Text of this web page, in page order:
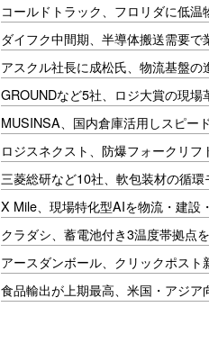
コールドトラック、フロリダに低温
ダイフク中間期、半導体搬送需要で
アスクル社長に成松氏、物流基盤の
GROUNDなど5社、ロジ大賞の現場
MUSINSA、国内倉庫活用しスピー
ロジスネクスト、防爆フォークリフ
三菱総研など10社、軟包装材の循
X Mile、現場特化型AIを物流・建設
クラダシ、蓄電池付き3温度帯拠点
アースダンボール、クリックポスト
食品輸出が上期最高、米国・アジア